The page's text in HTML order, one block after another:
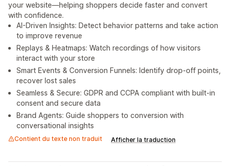
your website—helping shoppers decide faster and convert
with confidence.
AI-Driven Insights: Detect behavior patterns and take action
to improve revenue
Replays & Heatmaps: Watch recordings of how visitors
interact with your store
Smart Events & Conversion Funnels: Identify drop-off points,
recover lost sales
Seamless & Secure: GDPR and CCPA compliant with built‑in
consent and secure data
Brand Agents: Guide shoppers to conversion with
conversational insights
Contient du texte non traduit Afficher la traduction